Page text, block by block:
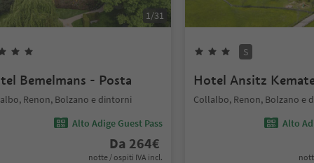
1/31
Bemelmans - Posta
Renon, Bolzano e dintorni
Alto Adige Guest Pass
Da 264€
notte / ospiti IVA incl.
S
Hotel Ansitz
Collalbo, Renon, Bolzano e
Alto